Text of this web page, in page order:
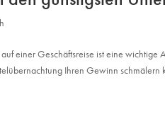
einer Geschäftsreise ist eine
Ihren Gewinn schmälern